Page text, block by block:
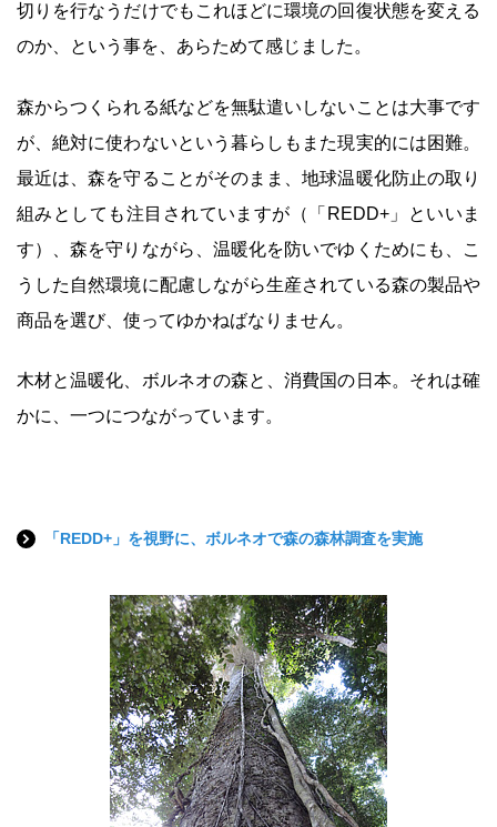
切りを行なうだけでもこれほどに環境の回復状態を変える
のか、という事を、あらためて感じました。
森からつくられる紙などを無駄遣いしないことは大事です
が、絶対に使わないという暮らしもまた現実的には困難。
最近は、森を守ることがそのまま、地球温暖化防止の取り
組みとしても注目されていますが（「REDD+」といいま
す）、森を守りながら、温暖化を防いでゆくためにも、こ
うした自然環境に配慮しながら生産されている森の製品や
商品を選び、使ってゆかねばなりません。
木材と温暖化、ボルネオの森と、消費国の日本。それは確
かに、一つにつながっています。
「REDD+」を視野に、ボルネオで森の森林調査を実施